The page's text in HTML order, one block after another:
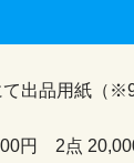
出品用紙（
円 2点